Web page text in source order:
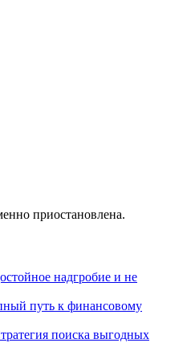
приостановлена.
надгробие и не
путь к финансовому
поиска выгодных